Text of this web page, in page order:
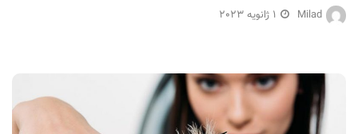
Milad 1 ژانویه 2023